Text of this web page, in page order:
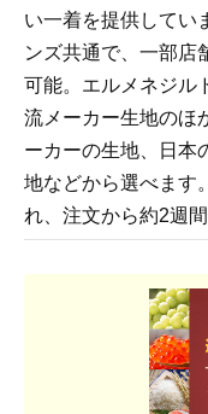
い一着を提供してい
ンズ共通で、一部店
可能。エルメネジル
流メーカー生地のほ
ーカーの生地、日本
地などから選べます
れ、注文から約2週